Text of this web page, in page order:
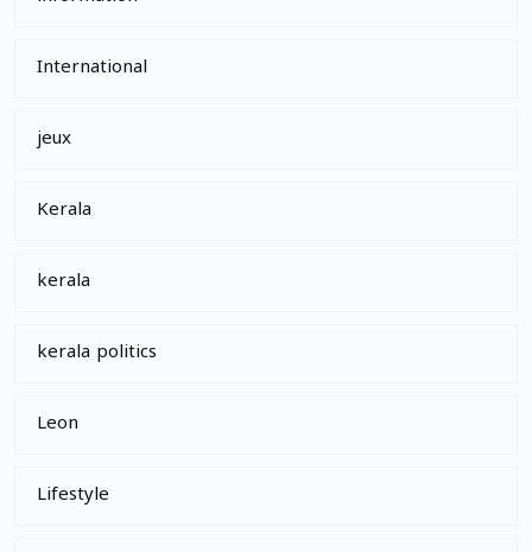
International
jeux
Kerala
kerala
kerala politics
Leon
Lifestyle